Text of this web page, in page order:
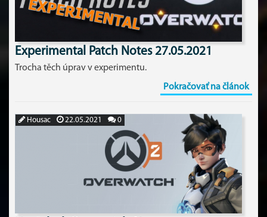
Experimental Patch Notes 27.05.2021
Trocha těch úprav v experimentu.
Pokračovať na článok
Housac 22.05.2021 0